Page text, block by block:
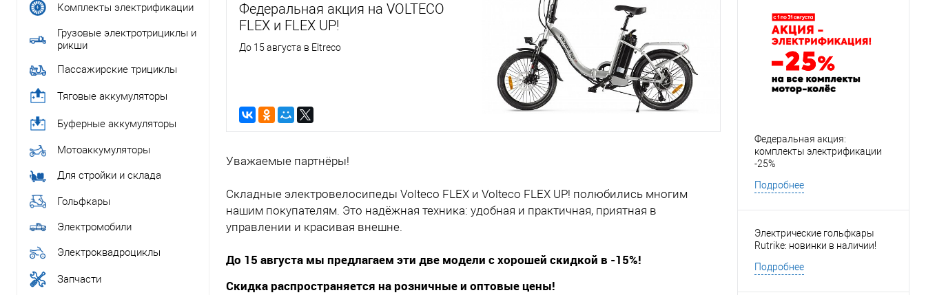
Комплекты электрификации
Грузовые электротрициклы и
рикши
Пассажирские трициклы
Тяговые аккумуляторы
Буферные аккумуляторы
Мотоаккумуляторы
Для стройки и склада
Гольфкары
Электромобили
Электроквадроциклы
Запчасти
Федеральная акция на VOLTECO
FLEX и FLEX UP!
До 15 августа в Eltreco
Уважаемые партнёры!
Складные электровелосипеды Volteco FLEX и Volteco FLEX UP! полюбились многим
нашим покупателям. Это надёжная техника: удобная и практичная, приятная в
управлении и красивая внешне.
До 15 августа мы предлагаем эти две модели с хорошей скидкой в -15%!
Скидка распространяется на розничные и оптовые цены!
Федеральная акция:
комплекты электрификации
-25%
Подробнее
Электрические гольфкары
Rutrike: новинки в наличии!
Подробнее